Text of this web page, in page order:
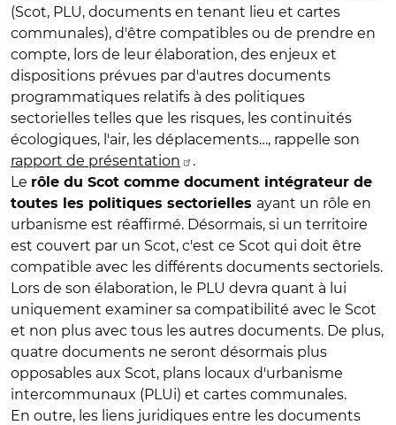
(Scot, PLU, documents en tenant lieu et cartes
communales), d'être compatibles ou de prendre en
compte, lors de leur élaboration, des enjeux et
dispositions prévues par d'autres documents
programmatiques relatifs à des politiques
sectorielles telles que les risques, les continuités
écologiques, l'air, les déplacements…, rappelle son
rapport de présentation
.
Le rôle du Scot comme document intégrateur de
toutes les politiques sectorielles ayant un rôle en
urbanisme est réaffirmé. Désormais, si un territoire
est couvert par un Scot, c'est ce Scot qui doit être
compatible avec les différents documents sectoriels.
Lors de son élaboration, le PLU devra quant à lui
uniquement examiner sa compatibilité avec le Scot
et non plus avec tous les autres documents. De plus,
quatre documents ne seront désormais plus
opposables aux Scot, plans locaux d'urbanisme
intercommunaux (PLUi) et cartes communales.
En outre, les liens juridiques entre les documents